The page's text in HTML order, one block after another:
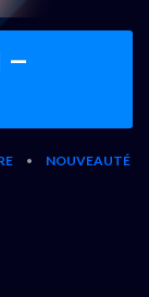
–
•
NOUVEAUTÉ